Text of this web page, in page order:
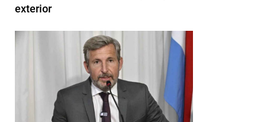
exterior